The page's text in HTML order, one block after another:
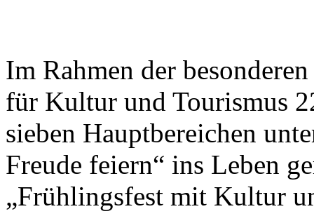
Im Rahmen der
für Kultur und Tourismus
sieben Hauptbereichen
Freude feiern“ ins Leben
„Frühlingsfest mit Kultur